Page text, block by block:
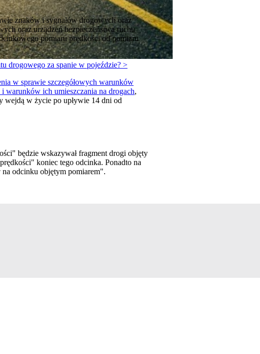
znaków i sygnałów drogowych oraz
oraz urządzeń bezpieczeństwa ruchu
pomiaru prędkości od pomiaru
drogowego za spanie w pojeździe? >
w sprawie szczegółowych warunków
warunków ich umieszczania na drogach,
wejdą w życie po upływie 14 dni od
będzie wskazywał fragment drogi objęty
koniec tego odcinka. Ponadto na
na odcinku objętym pomiarem".
Waszkiewicz - otwiera się w nowym oknie